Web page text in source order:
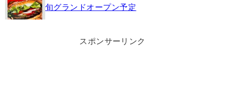
旬グランドオープン予定
スポンサーリンク